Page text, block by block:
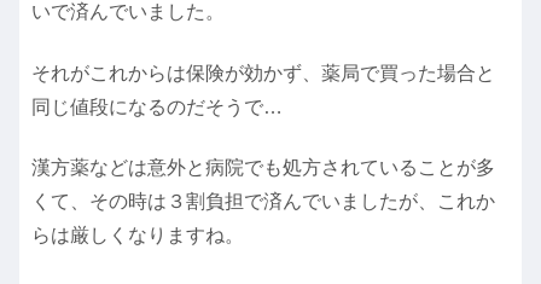
いで済んでいました。
それがこれからは保険が効かず、薬局で買った場合と
同じ値段になるのだそうで…
漢方薬などは意外と病院でも処方されていることが多
くて、その時は３割負担で済んでいましたが、これか
らは厳しくなりますね。